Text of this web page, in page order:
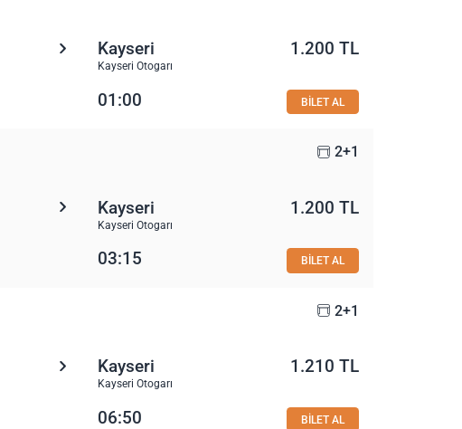
Kayseri
Kayseri Otogarı
1.200 TL
01:00 BİLET AL
2+1
Kayseri
Kayseri Otogarı
1.200 TL
03:15 BİLET AL
2+1
Kayseri
Kayseri Otogarı
1.210 TL
06:50 BİLET AL